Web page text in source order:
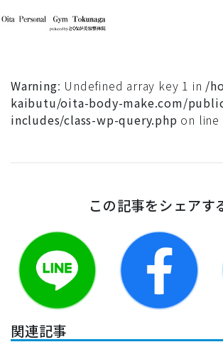
Warning: Undefined array key 1 in /
kaibutu/oita-body-make.com/
includes/class-wp-query.php on line
この記事をシェアす
関連記事